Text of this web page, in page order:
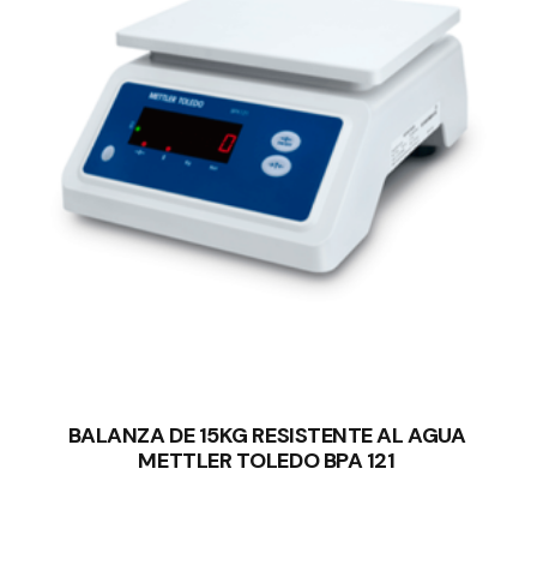
BALANZA DE 15KG RESISTENTE AL AGUA
METTLER TOLEDO BPA 121